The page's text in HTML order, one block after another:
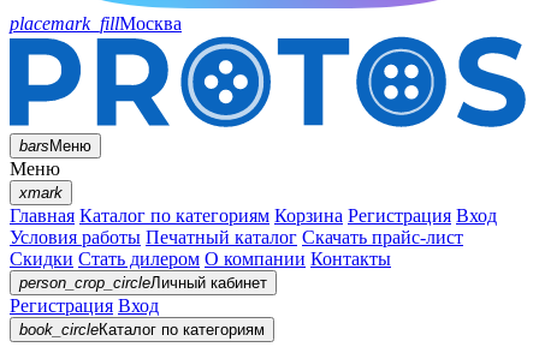
placemark_fillМосква
barsМеню
Меню
xmark
Главная Каталог по категориям Корзина Регистрация Вход
Условия работы Печатный каталог Скачать прайс-лист
Скидки Стать дилером О компании Контакты
person_crop_circleЛичный кабинет
Регистрация Вход
book_circleКаталог по категориям